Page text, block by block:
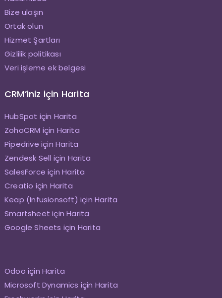
Bize ulaşın
Ortak olun
Hizmet Şartları
Gizlilik politikası
Veri işleme ek belgesi
CRM’iniz için Harita
HubSpot için Harita
ZohoCRM için Harita
Pipedrive için Harita
Zendesk Sell için Harita
SalesForce için Harita
Creatio için Harita
Keap (Infusionsoft) için Harita
Smartsheet için Harita
Google Sheets için Harita
Odoo için Harita
Microsoft Dynamics için Harita